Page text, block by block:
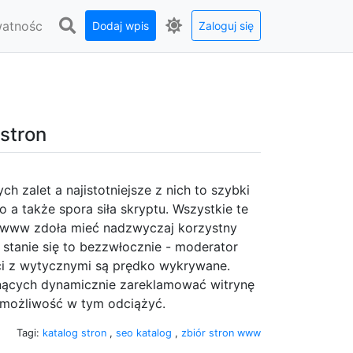
Dodaj wpis Zaloguj się
zalet a najistotniejsze z nich to szybki
a także spora siła skryptu. Wszystkie te
zdoła mieć nadzwyczaj korzystny
się to bezzwłocznie - moderator
z wytycznymi są prędko wykrywane.
dynamicznie zareklamować witrynę
w tym odciążyć.
Tagi: katalog stron , seo katalog , zbiór stron www